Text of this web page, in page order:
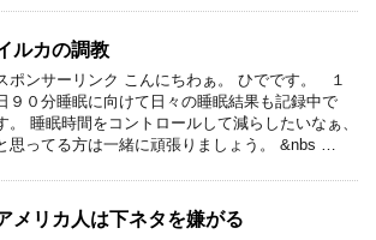
ルカの調教
ポンサーリンク こんにちわぁ。 ひでです。 １
９０分睡眠に向けて日々の睡眠結果も記録中で
。 睡眠時間をコントロールして減らしたいなぁ、
思ってる方は一緒に頑張りましょう。 &nbs …
メリカ人は下ネタを嫌がる